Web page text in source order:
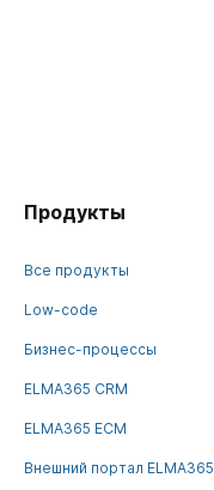
Продукты
Все продукты
Low-code
Бизнес-процессы
ELMA365 CRM
ELMA365 ECM
Внешний портал ELMA365